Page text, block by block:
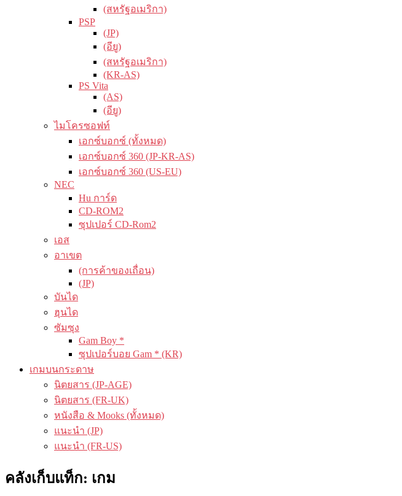
(สหรัฐอเมริกา)
PSP
(JP)
(อียู)
(สหรัฐอเมริกา)
(KR-AS)
PS Vita
(AS)
(อียู)
ไมโครซอฟท์
เอกซ์บอกซ์ (ทั้งหมด)
เอกซ์บอกซ์ 360 (JP-KR-AS)
เอกซ์บอกซ์ 360 (US-EU)
NEC
Hu การ์ด
CD-ROM2
ซุปเปอร์ CD-Rom2
เอส
อาเขต
(การค้าของเถื่อน)
(JP)
บันได
ฮุนได
ซัมซุง
Gam Boy *
ซุปเปอร์บอย Gam * (KR)
เกมบนกระดาษ
นิตยสาร (JP-AGE)
นิตยสาร (FR-UK)
หนังสือ & Mooks (ทั้งหมด)
แนะนำ (JP)
แนะนำ (FR-US)
คลังเก็บแท็ก: เกม